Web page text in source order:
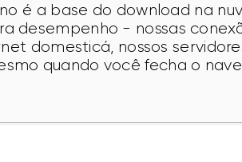
é a base do download na
desempenho - nossas
domesticá, nossos
quando você fecha o